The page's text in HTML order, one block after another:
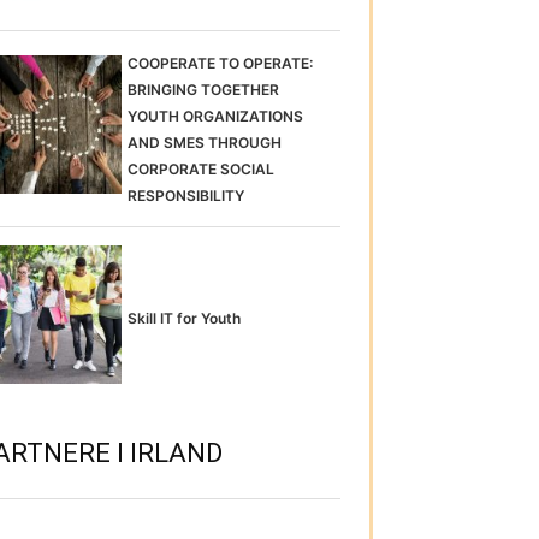
COOPERATE TO OPERATE:
BRINGING TOGETHER
YOUTH ORGANIZATIONS
AND SMES THROUGH
CORPORATE SOCIAL
RESPONSIBILITY
Skill IT for Youth
I IRLAND